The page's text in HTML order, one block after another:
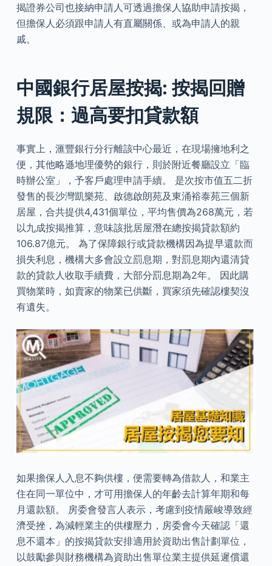
揭證券公司也接納申請人可透過擔保人協助申請按揭，
但擔保人必須跟申請人有直屬關係、或為申請人的親
戚。
中國銀行居屋按揭: 按揭回贈
規限：過高要扣貸款額
事實上，滙豐銀行分行離該中心最近，在現場擁地利之
便，其他略遜地理優勢的銀行，則於附近餐廳設立「臨
時辦公室」，予客戶處理申請手續。 是次按市值五二折
發售的長沙灣凱樂苑、啟德啟朗苑及東涌裕泰苑三個新
居屋，合共提供4,431個單位，平均售價為268萬元，若
以九成按揭推算，意味該批居屋潛在總按揭貸款額約
106.87億元。 為了保障銀行或貸款機構因為提早還款而
損失利息，機構大多會設立罰息期，對罰息期內還清貸
款的貸款人收取手續費，大部分罰息期為2年。 因此購
買物業時，如賣家的物業已供斷，買家須先確認樓契沒
有遺失。
如果擔保人入息不夠供樓，便需要轉為借款人，和業主
住在同一單位中，才可用擔保人的年齡去計算年期和每
月還款額。 房委會發言人表示，考慮到疫情嚴峻導致經
濟受挫，為減輕業主的供樓壓力，房委會今天確認「還
息不還本」的按揭貸款安排適用於資助出售計劃單位，
以鼓勵參與財務機構為資助出售單位業主提供延遲償還